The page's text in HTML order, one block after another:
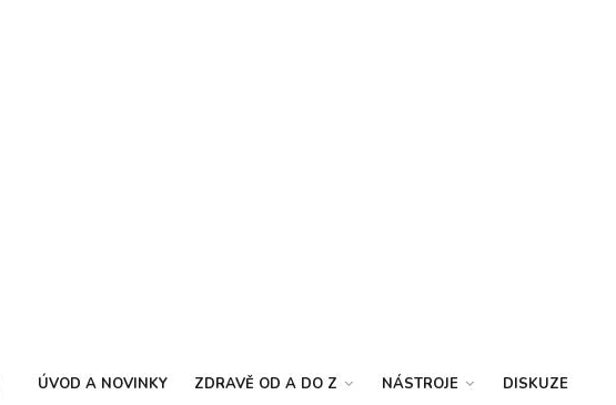
ÚVOD A NOVINKY ZDRAVĚ OD A DO Z NÁSTROJE DISKUZE